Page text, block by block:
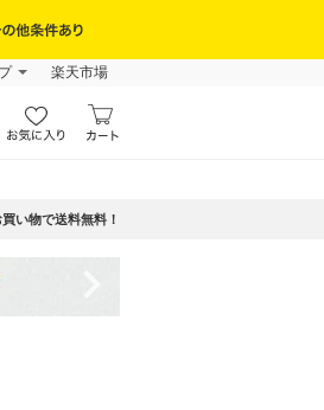
楽天市場
い物で送料無料！